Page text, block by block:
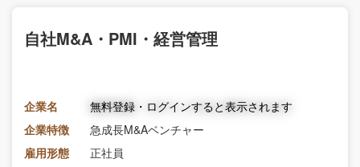
自社M&A・PMI・経営管理
企業名
無料登録・ログインすると表示されます
企業特徴
急成長M&Aベンチャー
雇用形態
正社員